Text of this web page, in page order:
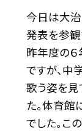
今日は大
発表を参観
昨年度の
ですが、中
歌う姿を見
た。体育
でした。こ